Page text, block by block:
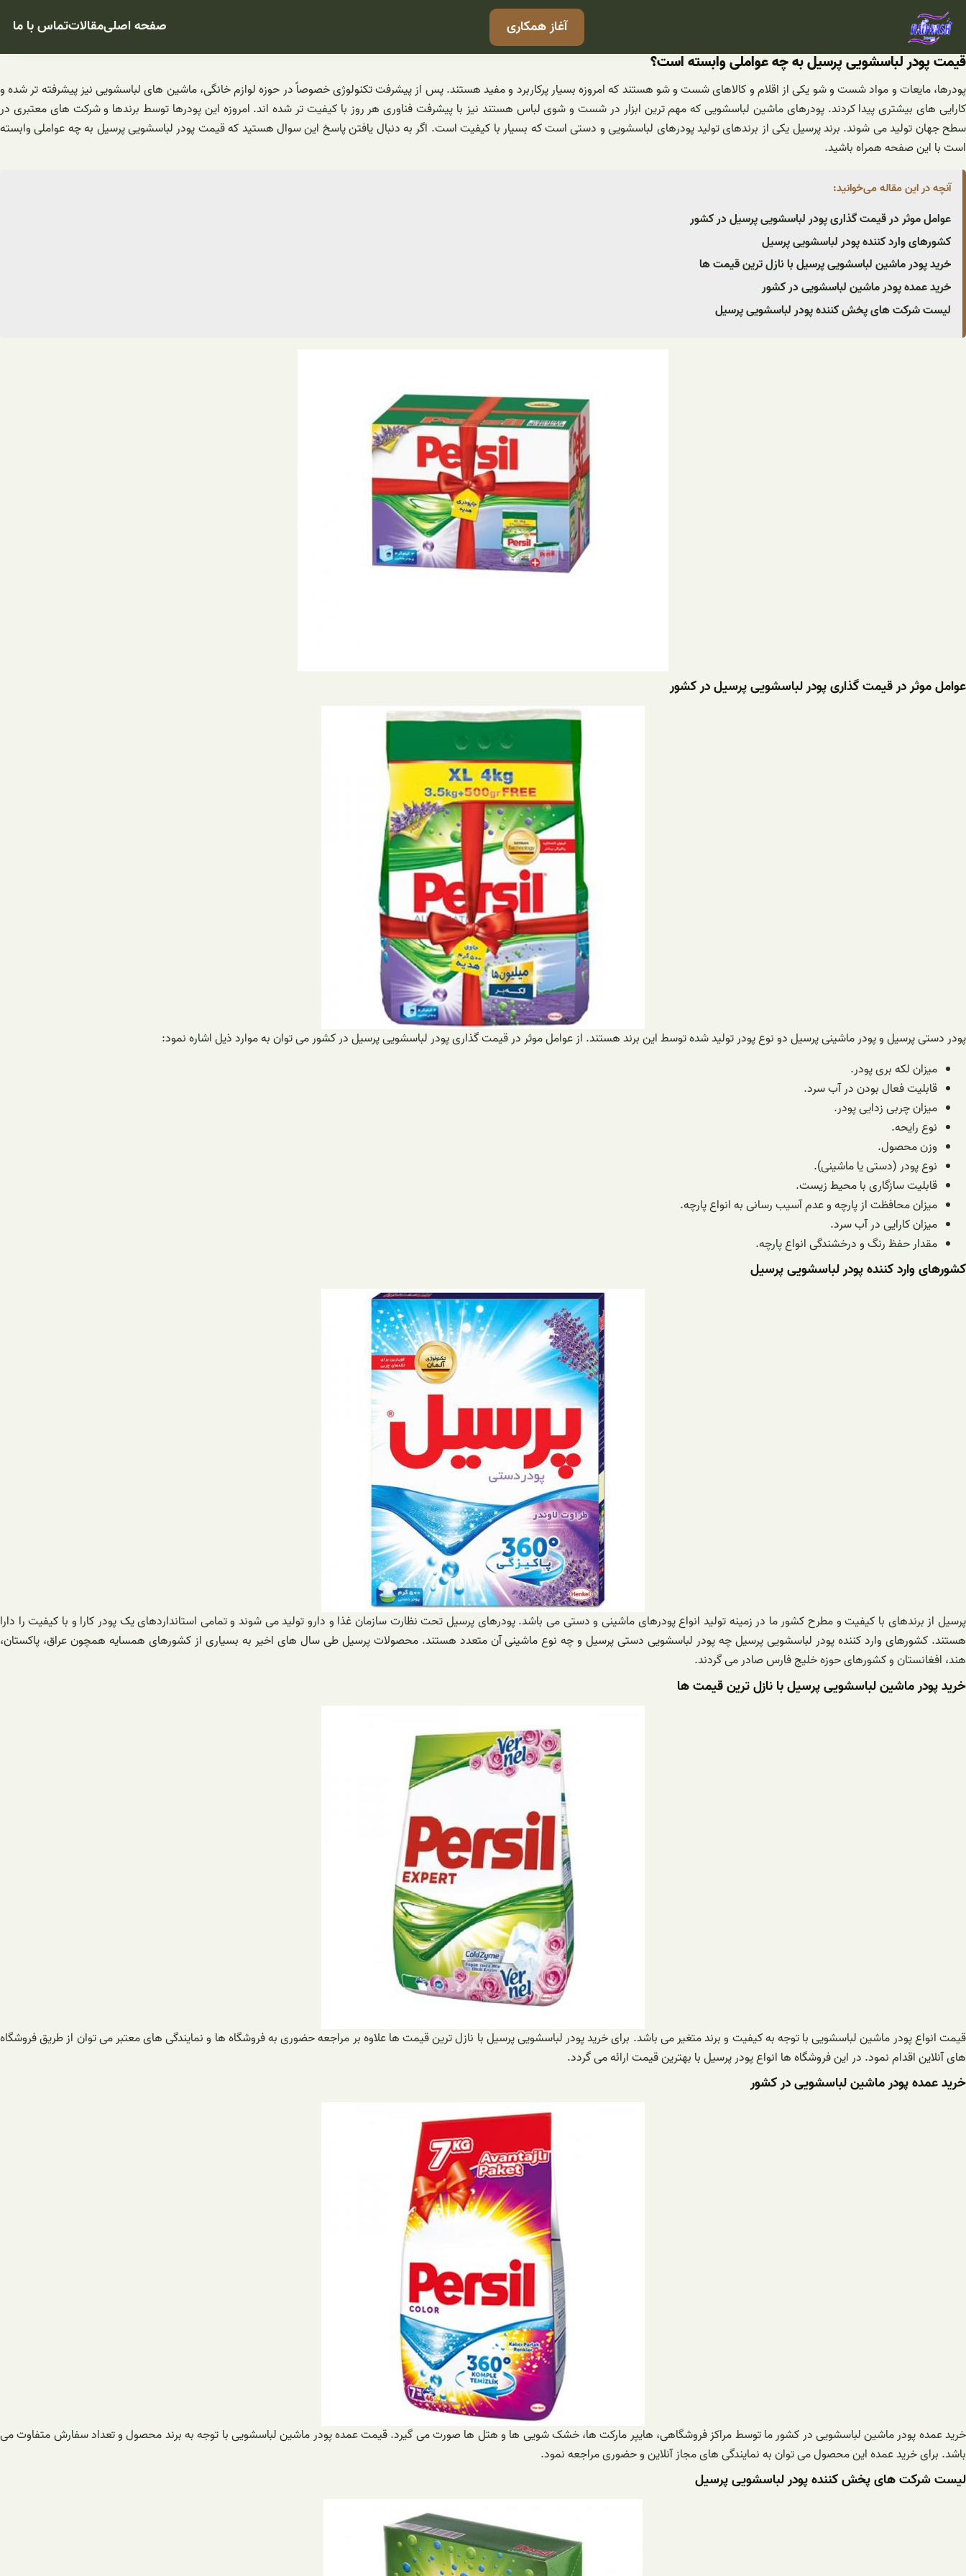
رفتن
آغاز همکاری صفحه اصلیمقالاتتماس با ما
قیمت پودر لباسشویی پرسیل به چه عواملی وابسته است؟
پودرها، مایعات و مواد شست و شو یکی از اقلام و کالاهای شست و شو هستند که امروزه بسیار پرکاربرد و مفید هستند. پس از پیشرفت تکنولوژی خصوصاً در حوزه لوازم خانگی، ماشین های لباسشویی نیز پیشرفته تر شده و
کارایی های بیشتری پیدا کردند. پودرهای ماشین لباسشویی که مهم ترین ابزار در شست و شوی لباس هستند نیز با پیشرفت فناوری هر روز با کیفیت تر شده اند. امروزه این پودرها توسط برندها و شرکت های معتبری در
سطح جهان تولید می شوند. برند پرسیل یکی از برندهای تولید پودرهای لباسشویی و دستی است که بسیار با کیفیت است. اگر به دنبال یافتن پاسخ این سوال هستید که قیمت پودر لباسشویی پرسیل به چه عواملی وابسته
است با این صفحه همراه باشید.
آنچه در این مقاله می‌خوانید:
عوامل موثر در قیمت گذاری پودر لباسشویی پرسیل در کشور
کشورهای وارد کننده پودر لباسشویی پرسیل
خرید پودر ماشین لباسشویی پرسیل با نازل ترین قیمت ها
خرید عمده پودر ماشین لباسشویی در کشور
لیست شرکت های پخش کننده پودر لباسشویی پرسیل
عوامل موثر در قیمت گذاری پودر لباسشویی پرسیل در کشور
پودر دستی پرسیل و پودر ماشینی پرسیل دو نوع پودر تولید شده توسط این برند هستند. از عوامل موثر در قیمت گذاری پودر لباسشویی پرسیل در کشور می توان به موارد ذیل اشاره نمود:
میزان لکه بری پودر.
قابلیت فعال بودن در آب سرد.
میزان چربی زدایی پودر.
نوع رایحه.
وزن محصول.
نوع پودر (دستی یا ماشینی).
قابلیت سازگاری با محیط زیست.
میزان محافظت از پارچه و عدم آسیب رسانی به انواع پارچه.
میزان کارایی در آب سرد.
مقدار حفظ رنگ و درخشندگی انواع پارچه.
کشورهای وارد کننده پودر لباسشویی پرسیل
پرسیل از برندهای با کیفیت و مطرح کشور ما در زمینه تولید انواع پودرهای ماشینی و دستی می باشد. پودرهای پرسیل تحت نظارت سازمان غذا و دارو تولید می شوند و تمامی استانداردهای یک پودر کارا و با کیفیت را دارا
هستند. کشورهای وارد کننده پودر لباسشویی پرسیل چه پودر لباسشویی دستی پرسیل و چه نوع ماشینی آن متعدد هستند. محصولات پرسیل طی سال های اخیر به بسیاری از کشورهای همسایه همچون عراق، پاکستان،
هند، افغانستان و کشورهای حوزه خلیج فارس صادر می گردند.
خرید پودر ماشین لباسشویی پرسیل با نازل ترین قیمت ها
قیمت انواع پودر ماشین لباسشویی با توجه به کیفیت و برند متغیر می باشد. برای خرید پودر لباسشویی پرسیل با نازل ترین قیمت ها علاوه بر مراجعه حضوری به فروشگاه ها و نمایندگی های معتبر می توان از طریق فروشگاه
های آنلاین اقدام نمود. در این فروشگاه ها انواع پودر پرسیل با بهترین قیمت ارائه می گردد.
خرید عمده پودر ماشین لباسشویی در کشور
خرید عمده پودر ماشین لباسشویی در کشور ما توسط مراکز فروشگاهی، هایپر مارکت ها، خشک شویی ها و هتل ها صورت می گیرد. قیمت عمده پودر ماشین لباسشویی با توجه به برند محصول و تعداد سفارش متفاوت می
باشد. برای خرید عمده این محصول می توان به نمایندگی های مجاز آنلاین و حضوری مراجعه نمود.
لیست شرکت های پخش کننده پودر لباسشویی پرسیل